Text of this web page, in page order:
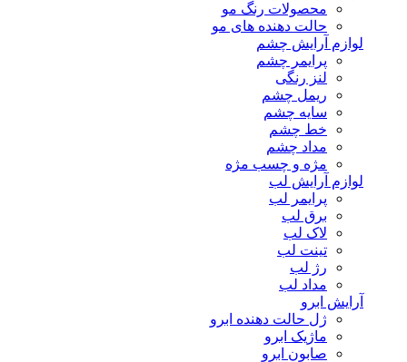
محصولات رنگ مو
حالت دهنده های مو
لوازم آرایش چشم
پرایمر چشم
لنز رنگی
ریمل چشم
سایه چشم
خط چشم
مداد چشم
مژه و چسب مژه
لوازم آرایش لب
پرایمر لب
برق لب
لاک لب
تینت لب
رژ لب
مداد لب
آرایش ابرو
ژل حالت دهنده ابرو
ماژیک ابرو
صابون ابرو